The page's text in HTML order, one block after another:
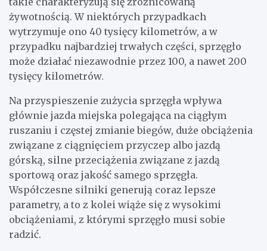
żywotnością. W niektórych przypadkach
wytrzymuje ono 40 tysięcy kilometrów, a w
przypadku najbardziej trwałych części, sprzęgło
może działać niezawodnie przez 100, a nawet 200
tysięcy kilometrów.
Na przyspieszenie zużycia sprzęgła wpływa
głównie jazda miejska polegająca na ciągłym
ruszaniu i częstej zmianie biegów, duże obciążenia
związane z ciągnięciem przyczep albo jazdą
górską, silne przeciążenia związane z jazdą
sportową oraz jakość samego sprzęgła.
Współczesne silniki generują coraz lepsze
parametry, a to z kolei wiąże się z wysokimi
obciążeniami, z którymi sprzęgło musi sobie
radzić.